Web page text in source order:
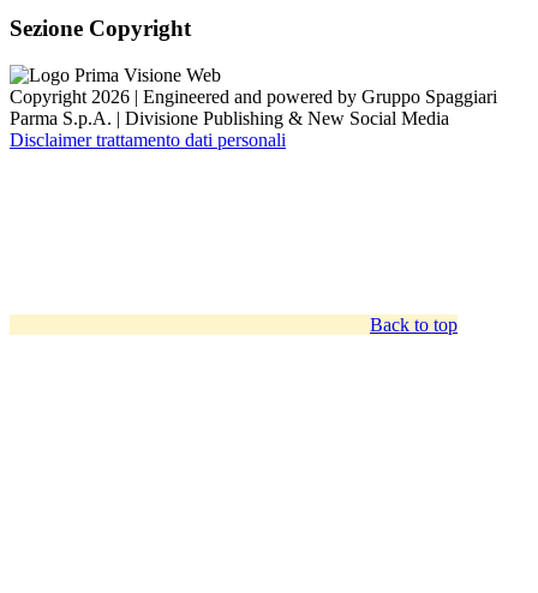
Sezione Copyright
Copyright 2026 | Engineered and powered by Gruppo Spaggiari
Parma S.p.A. | Divisione Publishing & New Social Media
Disclaimer trattamento dati personali
Back to top